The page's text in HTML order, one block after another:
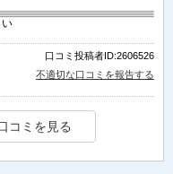
い
口コミ投稿者ID:2606526
不適切な口コミを報告する
コミを見る